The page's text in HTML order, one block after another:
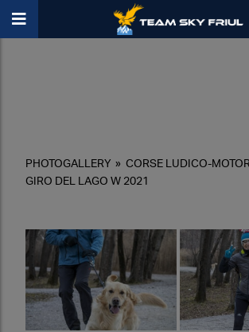
PHOTOGALLERY » CORSE LUDICO-
GIRO DEL LAGO W 2021